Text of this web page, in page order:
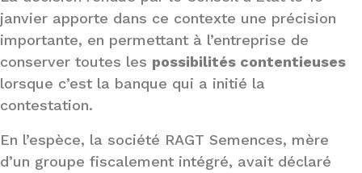
janvier apporte dans ce contexte une précision
importante, en permettant à l’entreprise de
conserver toutes les possibilités contentieuses
lorsque c’est la banque qui a initié la
contestation.
En l’espèce, la société RAGT Semences, mère
d’un groupe fiscalement intégré, avait déclaré